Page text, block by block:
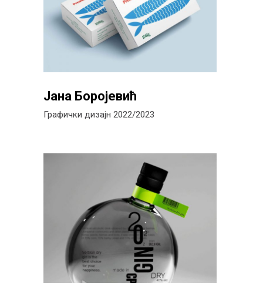
Јана Боројевић
Графички дизајн 2022/2023